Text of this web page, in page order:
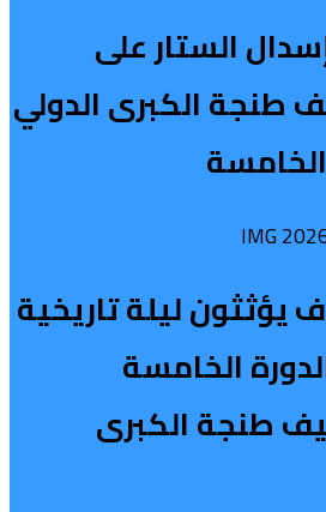
الستار على
طنجة الكبرى الدولي
يؤثثون ليلة تاريخية
الخامسة
طنجة الكبرى